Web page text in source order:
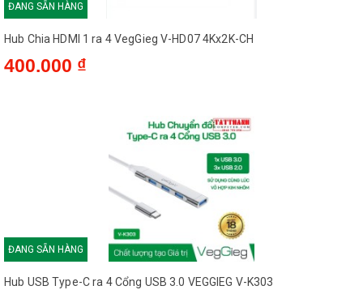
ĐANG SẴN HÀNG
Hub Chia HDMI 1 ra 4 VegGieg V-HD07 4Kx2K-CH
400.000 ₫
ĐANG SẴN HÀNG
Hub USB Type-C ra 4 Cổng USB 3.0 VEGGIEG V-K303